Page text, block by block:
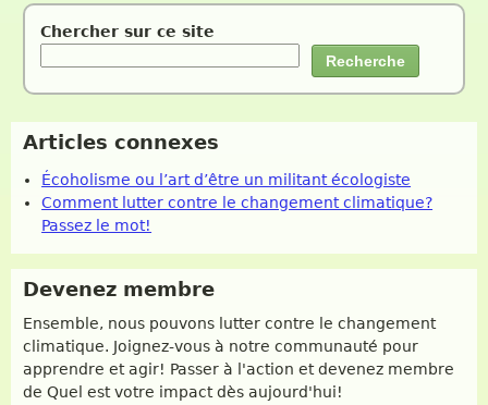
Chercher sur ce site
Articles connexes
Écoholisme ou l’art d’être un militant écologiste
Comment lutter contre le changement climatique?
Passez le mot!
Devenez membre
Ensemble, nous pouvons lutter contre le changement
climatique. Joignez-vous à notre communauté pour
apprendre et agir! Passer à l'action et devenez membre
de Quel est votre impact dès aujourd'hui!